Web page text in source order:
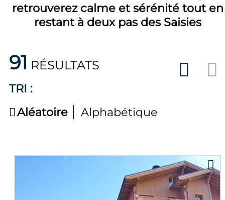
retrouverez calme et sérénité tout en
restant à deux pas des Saisies
91 RÉSULTATS
TRI :
Aléatoire
Alphabétique